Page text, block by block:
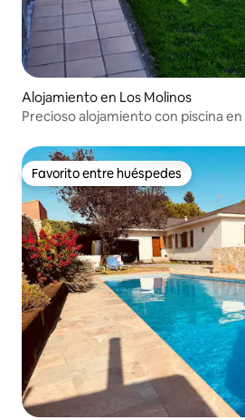
Alojamiento en Los Molinos
Precioso alojamiento con piscina
Favorito entre huéspedes
Favorito entre huéspedes